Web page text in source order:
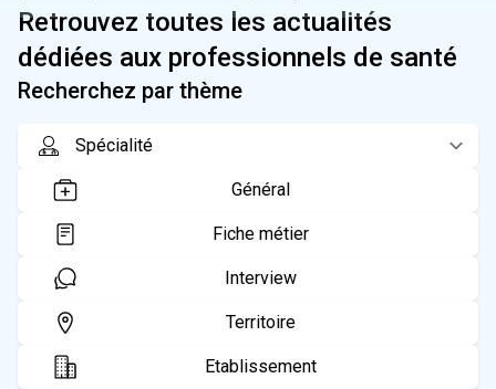
Retrouvez toutes les actualités
dédiées aux professionnels de santé
Recherchez par thème
Général
Fiche métier
Interview
Territoire
Etablissement